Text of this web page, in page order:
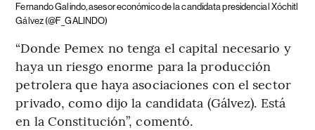
Fernando Galindo, asesor económico de la candidata presidencial Xóchitl
Gálvez (@F_GALINDO)
“Donde Pemex no tenga el capital necesario y
haya un riesgo enorme para la producción
petrolera que haya asociaciones con el sector
privado, como dijo la candidata (Gálvez). Está
en la Constitución”, comentó.